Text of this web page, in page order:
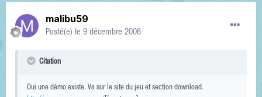
malibu59
Posté(e) le 9 décembre 2006
Citation
Oui une démo existe. Va sur le site du jeu et section download.